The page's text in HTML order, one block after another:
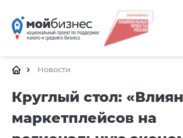
ГЛАВНАЯ
ГАЛЕРЕЯ
ЦЕНТРЫ
Новости
Круглый стол:
маркетплейсов на